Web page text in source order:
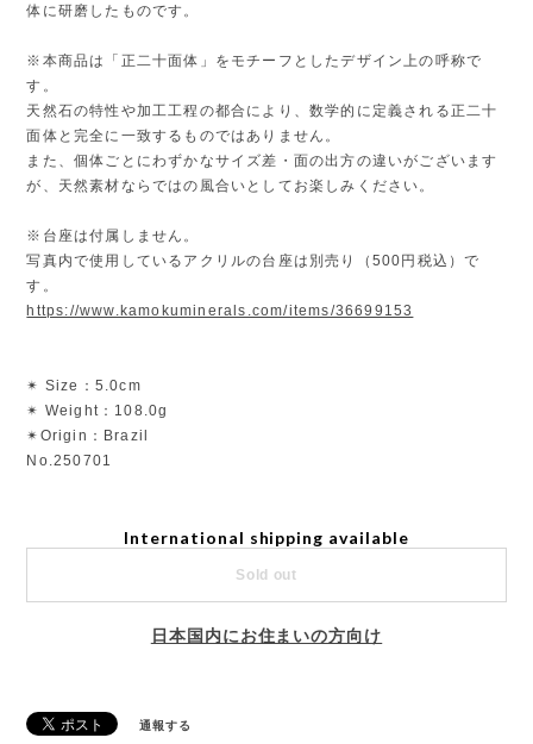
体に研磨したものです。
※本商品は「正二十面体」をモチーフとしたデザイン上の呼称で
す。
天然石の特性や加工工程の都合により、数学的に定義される正二十
面体と完全に一致するものではありません。
また、個体ごとにわずかなサイズ差・面の出方の違いがございます
が、天然素材ならではの風合いとしてお楽しみください。
※台座は付属しません。
写真内で使用しているアクリルの台座は別売り（500円税込）で
す。
https://www.kamokuminerals.com/items/36699153
✴︎ Size：5.0cm
✴︎ Weight：108.0g
✴︎Origin：Brazil
No.250701
International shipping available
Sold out
日本国内にお住まいの方向け
通報する